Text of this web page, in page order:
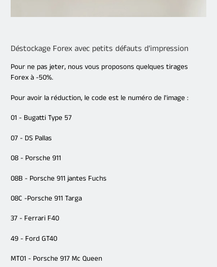
Déstockage Forex avec petits défauts d'impression
Pour ne pas jeter, nous vous proposons quelques tirages
Forex à -50%.
Pour avoir la réduction, le code est le numéro de l'image :
01 - Bugatti Type 57
07 - DS Pallas
08 - Porsche 911
08B - Porsche 911 jantes Fuchs
08C -Porsche 911 Targa
37 - Ferrari F40
49 - Ford GT40
MT01 - Porsche 917 Mc Queen